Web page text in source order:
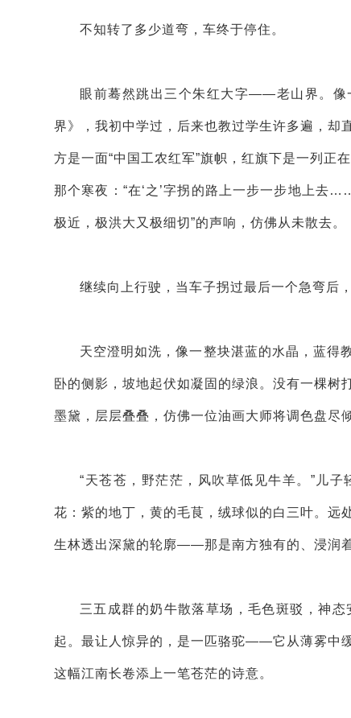
不知转了多少道弯，车终于停住。
眼前蓦然跳出三个朱红大字——老山界。像
界》，我初中学过，后来也教过学生许多遍，却
方是一面“中国工农红军”旗帜，红旗下是一列
那个寒夜：“在‘之’字拐的路上一步一步地上去
极近，极洪大又极细切”的声响，仿佛从未散去。
继续向上行驶，当车子拐过最后一个急弯后
天空澄明如洗，像一整块湛蓝的水晶，蓝得
卧的侧影，坡地起伏如凝固的绿浪。没有一棵树
墨黛，层层叠叠，仿佛一位油画大师将调色盘尽
“天苍苍，野茫茫，风吹草低见牛羊。”儿
花：紫的地丁，黄的毛茛，绒球似的白三叶。远
生林透出深黛的轮廓——那是南方独有的、浸润着
三五成群的奶牛散落草场，毛色斑驳，神
起。最让人惊异的，是一匹骆驼——它从薄雾中
这幅江南长卷添上一笔苍茫的诗意。